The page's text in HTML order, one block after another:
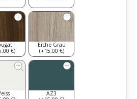
€)
Eiche Grau
(+15,00 €)
AZ3